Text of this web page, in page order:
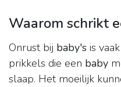
Waarom schrikt
Onrust bij baby's is
prikkels die een baby
slaap. Het moeilijk